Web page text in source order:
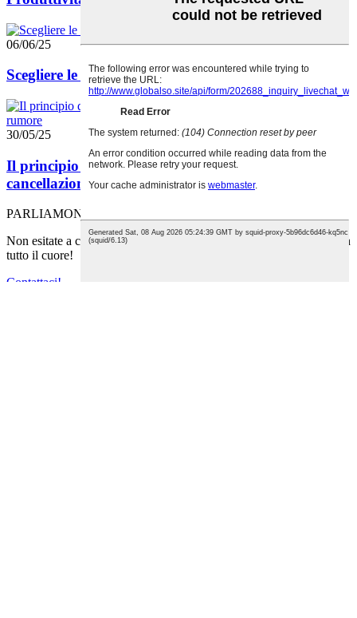
06/06/25
Scegliere le migliori cuffie per un call center
30/05/25
Il principio di funzionamento delle cuffie con
cancellazione del rumore
PARLIAMONE
Non esitate a contattarci o a lasciarci un messaggio, vi serviremo con
tutto il cuore!
Contattaci!